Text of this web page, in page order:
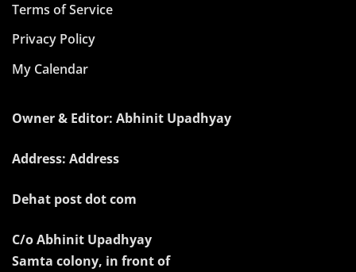
Terms of Service
Privacy Policy
My Calendar
Owner & Editor: Abhinit Upadhyay
Address: Address
Dehat post dot com
C/o Abhinit Upadhyay
Samta colony, in front of